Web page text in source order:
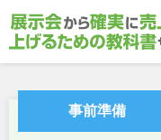
事前準備